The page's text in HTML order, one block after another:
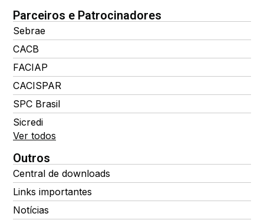
Parceiros e Patrocinadores
Sebrae
CACB
FACIAP
CACISPAR
SPC Brasil
Sicredi
Ver todos
Outros
Central de downloads
Links importantes
Notícias